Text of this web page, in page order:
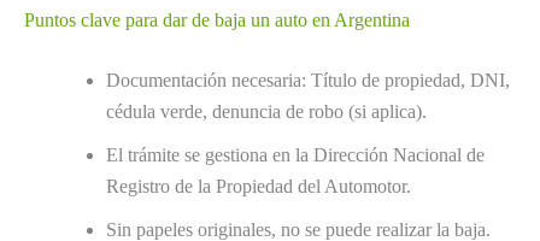
Puntos clave para dar de baja un auto en Argentina
Documentación necesaria: Título de propiedad, DNI,
cédula verde, denuncia de robo (si aplica).
El trámite se gestiona en la Dirección Nacional de
Registro de la Propiedad del Automotor.
Sin papeles originales, no se puede realizar la baja.